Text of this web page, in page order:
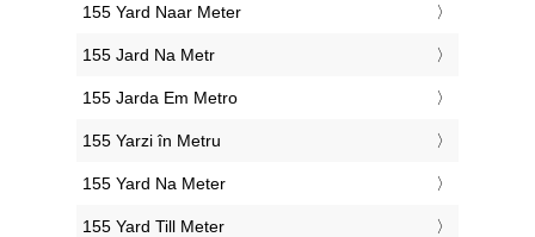
‎155 Yard Naar Meter
‎155 Jard Na Metr
‎155 Jarda Em Metro
‎155 Yarzi în Metru
‎155 Yard Na Meter
‎155 Yard Till Meter